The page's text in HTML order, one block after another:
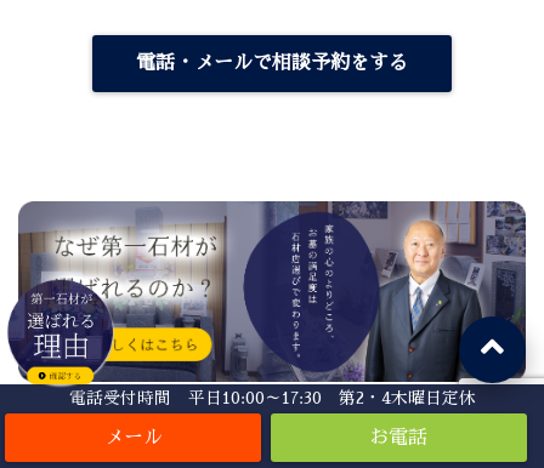
電話受付時間 平日10:00～17:30 第2・4木曜日定休
電話・メールで相談予約をする